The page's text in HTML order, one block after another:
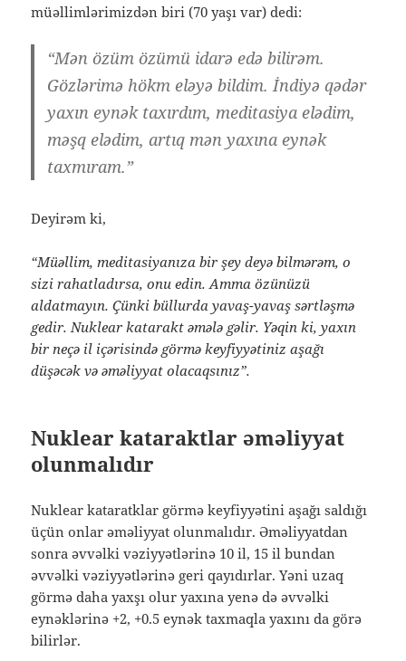
müəllimlərimizdən biri (70 yaşı var) dedi:
“Mən özüm özümü idarə edə bilirəm.
Gözlərimə hökm eləyə bildim. İndiyə qədər
yaxın eynək taxırdım, meditasiya elədim,
məşq elədim, artıq mən yaxına eynək
taxmıram.”
Deyirəm ki,
“Müəllim, meditasiyanıza bir şey deyə bilmərəm, o
sizi rahatladırsa, onu edin. Amma özünüzü
aldatmayın. Çünki büllurda yavaş-yavaş sərtləşmə
gedir. Nuklear katarakt əmələ gəlir. Yəqin ki, yaxın
bir neçə il içərisində görmə keyfiyyətiniz aşağı
düşəcək və əməliyyat olacaqsınız”.
Nuklear kataraktlar əməliyyat
olunmalıdır
Nuklear kataratklar görmə keyfiyyətini aşağı saldığı
üçün onlar əməliyyat olunmalıdır. Əməliyyatdan
sonra əvvəlki vəziyyətlərinə 10 il, 15 il bundan
əvvəlki vəziyyətlərinə geri qayıdırlar. Yəni uzaq
görmə daha yaxşı olur yaxına yenə də əvvəlki
eynəklərinə +2, +0.5 eynək taxmaqla yaxını da görə
bilirlər.